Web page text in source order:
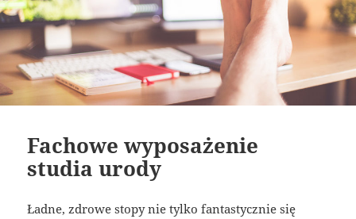
Fachowe wyposażenie
studia urody
Ładne, zdrowe stopy nie tylko fantastycznie się